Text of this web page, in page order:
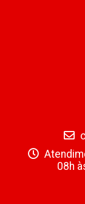
08h